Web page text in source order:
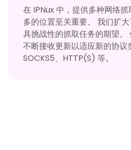
在 IPNux 中，提供多种网络
多的位置至关重要。 我们扩
具挑战性的抓取任务的期望
不断接收更新以适应新的协议
SOCKS5、HTTP(S) 等。